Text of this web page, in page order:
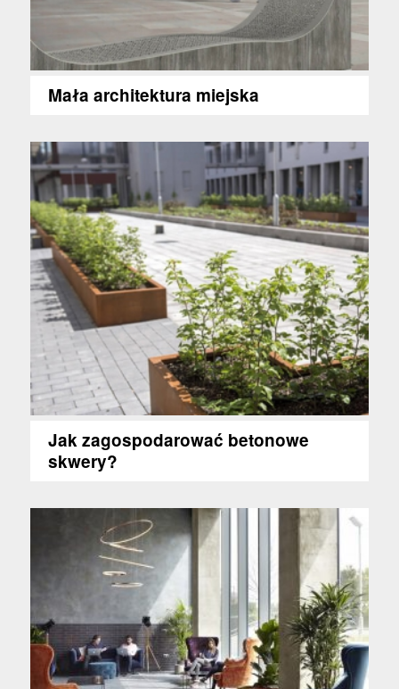
Mała architektura miejska
Jak zagospodarować betonowe
skwery?